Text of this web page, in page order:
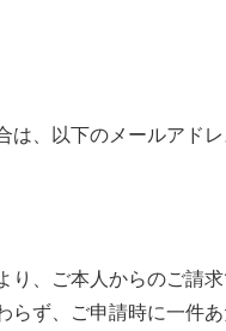
は、以下のメールアド
、ご本人からのご請
ず、ご申請時に一件